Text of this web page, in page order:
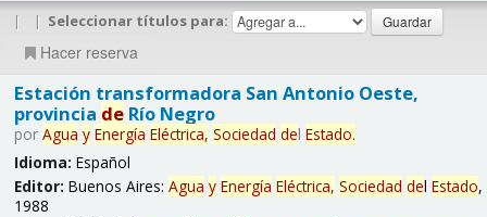
| | Seleccionar títulos para:
Hacer reserva
Estación transformadora San Antonio Oeste,
provincia deRío Negro
por Agua y Energía Eléctrica, Sociedad del Estado.
Idioma: Español
Editor: Buenos Aires: Agua y Energía Eléctrica, Sociedad del Estado,
1988